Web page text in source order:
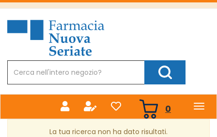
Passa
principale
Farmacia
Nuova
Prodotto
Cerca Prodotto
0 prodotti
inseriti
La tua ricerca non ha dato risultati.